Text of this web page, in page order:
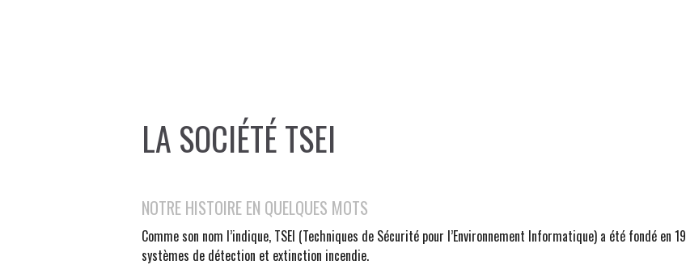
LA SOCIÉTÉ TSEI
NOTRE HISTOIRE EN QUELQUES MOTS
Comme son nom l’indique, TSEI (Techniques de Sécurité pour l’Environnement Informatique) a été fondé
systèmes de détection et extinction incendie.